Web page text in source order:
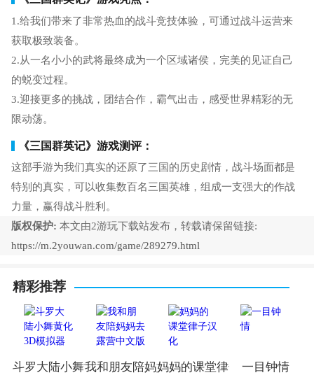
1.给我们带来了非常热血的战斗竞技体验，可通过战斗运营来
获取极致装备。
2.从一名小小的武将最终成为一个区域诸侯，完美的见证自己
的蜕变过程。
3.迎接更多的挑战，团结合作，霸气出击，感受世界精彩的无
限动荡。
《三国群英记》游戏测评：
这部手游为我们真实的还原了三国的历史剧情，战斗场面都是
特别的真实，可以收集数百名三国英雄，组成一支强大的作战
力量，赢得战斗胜利。
版权保护: 本文由2游玩下载站发布，转载请保留链接:
https://m.2youwan.com/game/289279.html
精彩推荐
斗罗大陆小舞黄化3D模拟器我和朋友陪妈妈去露营中文版
妈妈的课堂律子汉化一目钟情